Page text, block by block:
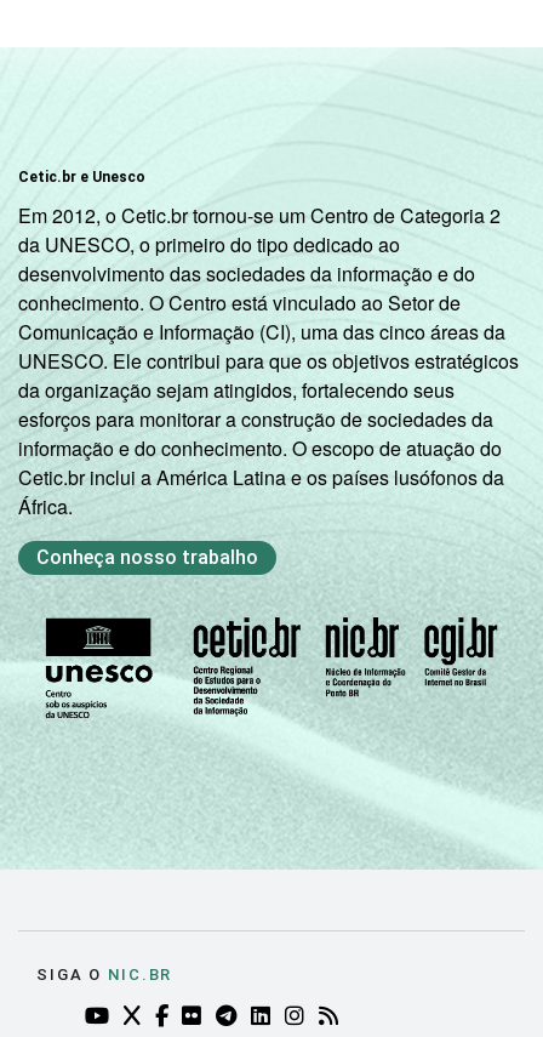
B 96 3
Condição
de
atividade
PEA 92 6
Não PEA 83 12
Fonte: CGI.br/NIC.br, Centro Regional de
Estudos para o Desenvolvimento da
Sociedade da Informação (Cetic.br),
Pesquisa sobre o Uso das Tecnologias de
Informação e Comunicação nos domicílios
brasileiros - TIC Domicílios 2018.
Cetic.br e Unesco
Em 2012, o Cetic.br tornou-se um Centro de Categoria 2
da UNESCO, o primeiro do tipo dedicado ao
desenvolvimento das sociedades da informação e do
conhecimento. O Centro está vinculado ao Setor de
Comunicação e Informação (CI), uma das cinco áreas da
UNESCO. Ele contribui para que os objetivos estratégicos
da organização sejam atingidos, fortalecendo seus
esforços para monitorar a construção de sociedades da
informação e do conhecimento. O escopo de atuação do
Cetic.br inclui a América Latina e os países lusófonos da
África.
Conheça nosso trabalho
SIGA O NIC.BR
YOUTUBE DO NIC.BR (ABRE EM NOVA ABA)
TWITTER DO NIC.BR (ABRE EM NOVA ABA)
FACEBOOK DO NIC.BR (ABRE EM NOVA
FLICKR DO NIC.BR (ABRE EM NOVA
TELEGRAM DO NIC.BR (ABRE EM
LINKEDIN DO NIC.BR (ABRE
INSTAGRAM DO NIC.BR
RSS DO NIC.BR (ABRE